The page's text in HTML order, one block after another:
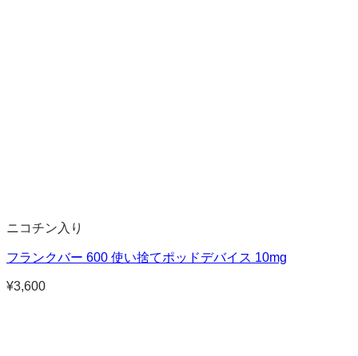
ニコチン入り
フランクバー 600 使い捨てポッドデバイス 10mg
¥3,600